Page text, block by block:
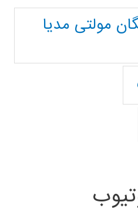
مولتی مدیا